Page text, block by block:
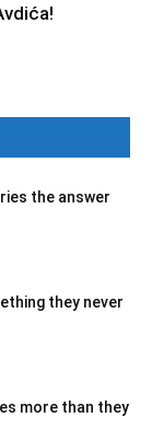
the answer
they never
more than they